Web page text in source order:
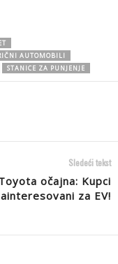
AUTOMOBILI
STANICE ZA PUNJENJE
Sledeći tekst
očajna: Kupci
za EV!